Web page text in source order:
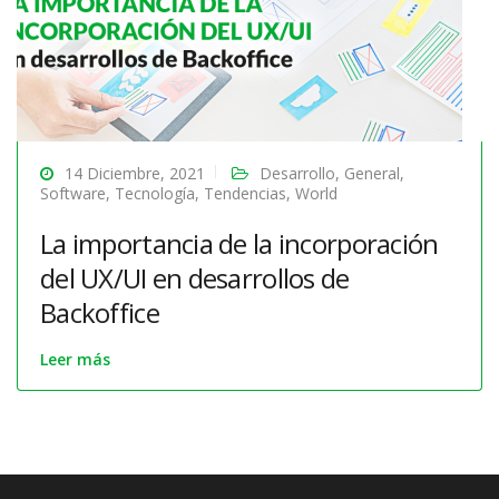
14 Diciembre, 2021 Desarrollo, General,
Software, Tecnología, Tendencias, World
La importancia de la incorporación
del UX/UI en desarrollos de
Backoffice
Leer más